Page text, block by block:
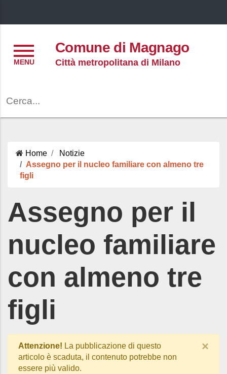
Comune di Magnago
Città metropolitana di Milano
Home
Notizie
Assegno per il nucleo familiare con almeno tre
figli
Assegno per il
nucleo familiare
con almeno tre
figli
Attenzione! La pubblicazione di questo
articolo è scaduta, il contenuto potrebbe non
essere più valido.
×